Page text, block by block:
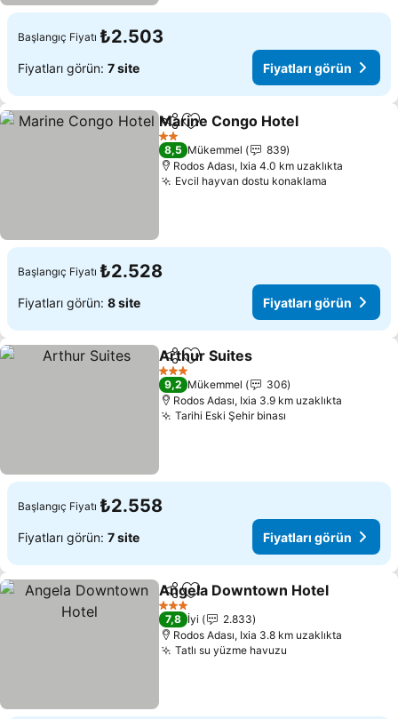
Başlangıç Fiyatı ₺2.503
Fiyatları görün: 7 site Fiyatları görün
PaylaşFavorilerime ekle
Marine Congo Hotel
2 Yıldız
8,5 Mükemmel
839
Rodos Adası, Ixia 4.0 km uzaklıkta
Evcil hayvan dostu konaklama
Başlangıç Fiyatı ₺2.528
Fiyatları görün: 8 site Fiyatları görün
PaylaşFavorilerime ekle
Arthur Suites
3 Yıldız
9,2 Mükemmel
306
Rodos Adası, Ixia 3.9 km uzaklıkta
Tarihi Eski Şehir binası
Başlangıç Fiyatı ₺2.558
Fiyatları görün: 7 site Fiyatları görün
PaylaşFavorilerime ekle
Angela Downtown Hotel
3 Yıldız
7,8 İyi
2.833
Rodos Adası, Ixia 3.8 km uzaklıkta
Tatlı su yüzme havuzu